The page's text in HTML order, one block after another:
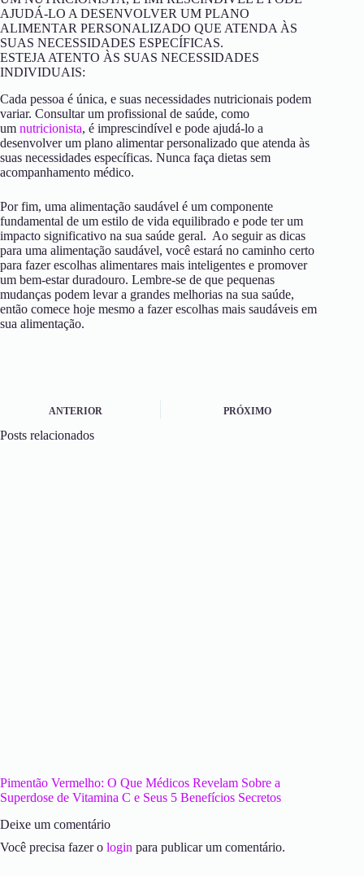
AJUDÁ-LO A DESENVOLVER UM PLANO
ALIMENTAR PERSONALIZADO QUE ATENDA ÀS
SUAS NECESSIDADES ESPECÍFICAS.
ESTEJA ATENTO ÀS SUAS NECESSIDADES
INDIVIDUAIS:
Cada pessoa é única, e suas necessidades nutricionais podem
variar. Consultar um profissional de saúde, como
um nutricionista, é imprescindível e pode ajudá-lo a
desenvolver um plano alimentar personalizado que atenda às
suas necessidades específicas. Nunca faça dietas sem
acompanhamento médico.
Por fim, uma alimentação saudável é um componente
fundamental de um estilo de vida equilibrado e pode ter um
impacto significativo na sua saúde geral. Ao seguir as dicas
para uma alimentação saudável, você estará no caminho certo
para fazer escolhas alimentares mais inteligentes e promover
um bem-estar duradouro. Lembre-se de que pequenas
mudanças podem levar a grandes melhorias na sua saúde,
então comece hoje mesmo a fazer escolhas mais saudáveis em
sua alimentação.
ANTERIOR PRÓXIMO
Posts relacionados
Pimentão Vermelho: O Que Médicos Revelam Sobre a
Superdose de Vitamina C e Seus 5 Benefícios Secretos
Deixe um comentário
Você precisa fazer o login para publicar um comentário.